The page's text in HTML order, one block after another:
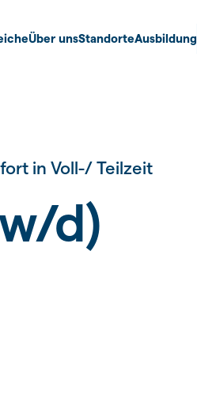
Über unsStandorteAusbildung
in Voll-/ Teilzeit
d)